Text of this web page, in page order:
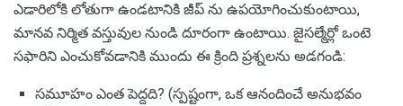
ఎడారిలోకి లోతుగా ఉండటానికి జీప్ ను ఉపయోగించుకుంటాయి,
మానవ నిర్మిత వస్తువుల నుండి దూరంగా ఉంటాయి. జైసల్మేర్లో ఒంటె
సఫారిని ఎంచుకోవడానికి ముందు ఈ క్రింది ప్రశ్నలను అడగండి:
సమూహం ఎంత పెద్దది? (స్పష్టంగా, ఒక ఆనందించే అనుభవం